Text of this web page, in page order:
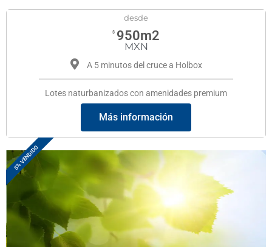
desde
$ 950m2
MXN
A 5 minutos del cruce a Holbox
Lotes naturbanizados con amenidades premium
Más información
5% VENDIDO